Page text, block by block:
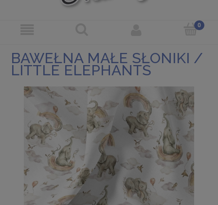
BAWEŁNA MAŁE SŁONIKI /
LITTLE ELEPHANTS